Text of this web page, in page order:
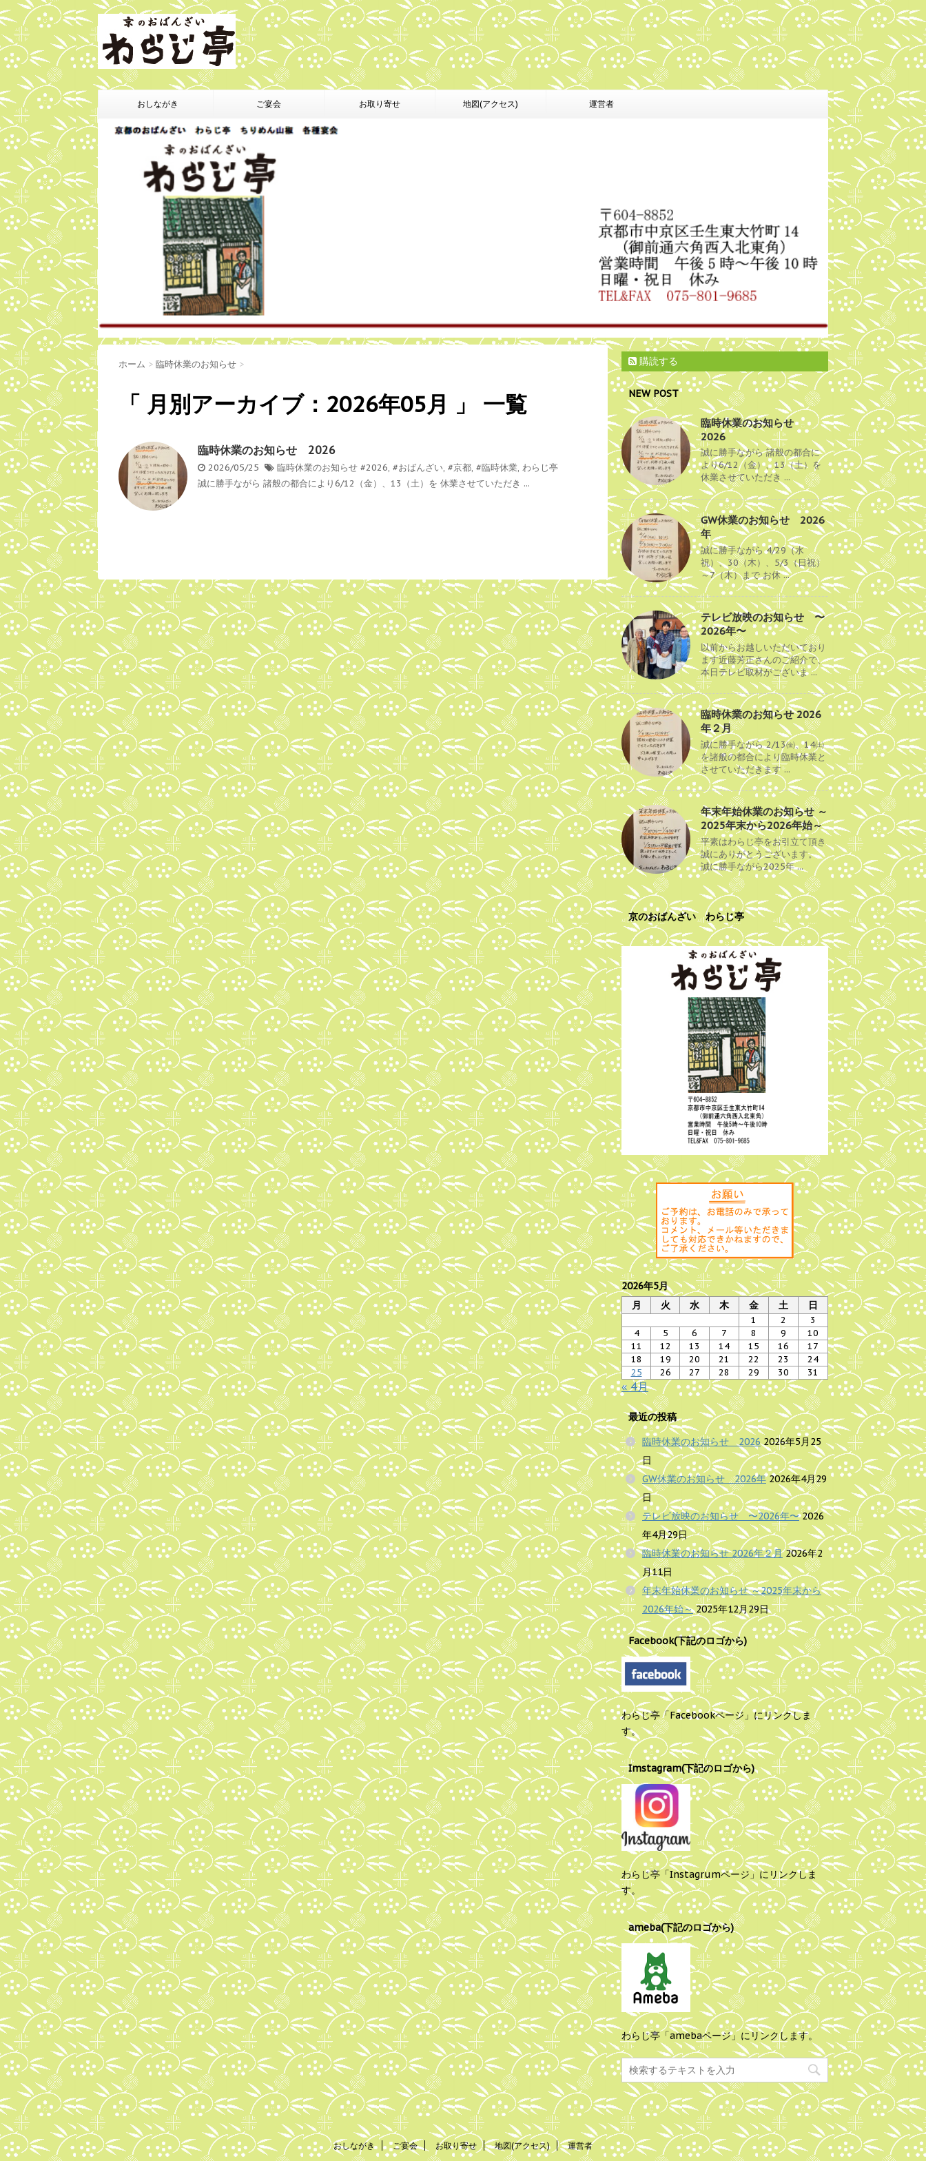
おしながき ご宴会 お取り寄せ 地図(アクセス) 運営者
ホーム > 臨時休業のお知らせ >
「 月別アーカイブ：2026年05月 」 一覧
臨時休業のお知らせ 2026
2026/05/25 臨時休業のお知らせ #2026, #おばんざい, #京都, #臨時休業, わらじ亭
誠に勝手ながら 諸般の都合により6/12（金）、13（土）を 休業させていただき ...
購読する
NEW POST
臨時休業のお知らせ
2026
誠に勝手ながら 諸般の都合に
より6/12（金）、13（土）を
休業させていただき ...
GW休業のお知らせ 2026
年
誠に勝手ながら 4/29（水
祝）、30（木）、5/3（日祝）
～7（木）まで お休 ...
テレビ放映のお知らせ 〜
2026年〜
以前からお越しいただいており
ます近藤芳正さんのご紹介で、
本日テレビ取材がございま ...
臨時休業のお知らせ 2026
年２月
誠に勝手ながら 2/13㈮、14㈯
を諸般の都合により臨時休業と
させていただきます ...
年末年始休業のお知らせ ～
2025年末から2026年始～
平素はわらじ亭をお引立て頂き
誠にありがとうございます。
誠に勝手ながら2025年 ...
京のおばんざい わらじ亭
2026年5月
月
火 水 木 金 土 日
1 2
3
4
5 6 7 8 9
10
11
12 13 14 15 16
17
18
19 20 21 22 23
24
25
26 27 28 29 30 31
« 4月
最近の投稿
臨時休業のお知らせ 2026 2026年5月25
日
GW休業のお知らせ 2026年 2026年4月29
日
テレビ放映のお知らせ 〜2026年〜 2026
年4月29日
臨時休業のお知らせ 2026年２月 2026年2
月11日
年末年始休業のお知らせ ～2025年末から
2026年始～ 2025年12月29日
Facebook(下記のロゴから)
わらじ亭「Facebookページ」にリンクしま
す。
Imstagram(下記のロゴから)
わらじ亭「Instagrumページ」にリンクしま
す。
ameba(下記のロゴから)
わらじ亭「amebaページ」にリンクします。
おしながき ご宴会 お取り寄せ 地図(アクセス) 運営者